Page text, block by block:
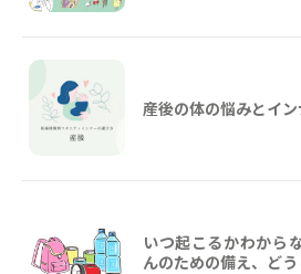
産後の体の悩みとイ
いつ起こるかわから
んのための備え、どう